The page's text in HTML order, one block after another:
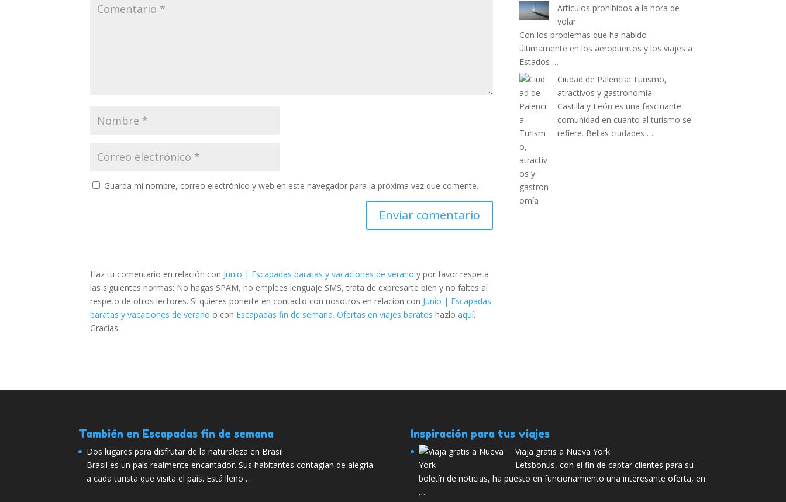
Guarda mi nombre, correo electrónico y web en este navegador para la próxima vez que comente.
Haz tu comentario en relación con Junio | Escapadas baratas y vacaciones de verano y por favor respeta
las siguientes normas: No hagas SPAM, no emplees lenguaje SMS, trata de expresarte bien y no faltes al
respeto de otros lectores. Si quieres ponerte en contacto con nosotros en relación con Junio | Escapadas
baratas y vacaciones de verano o con Escapadas fin de semana. Ofertas en viajes baratos hazloaquí.
Gracias.
Artículos prohibidos a la hora de
volar
Con los problemas que ha habido
últimamente en los aeropuertos y los viajes a
Estados …
Ciudad de Palencia: Turismo,
atractivos y gastronomía
Castilla y León es una fascinante
comunidad en cuanto al turismo se
refiere. Bellas ciudades …
También en Escapadas fin de semana
Dos lugares para disfrutar de la naturaleza en Brasil
Brasil es un país realmente encantador. Sus habitantes contagian de alegría
a cada turista que visita el país. Está lleno …
Inspiración para tus viajes
Viaja gratis a Nueva York
Letsbonus, con el fin de captar clientes para su
boletín de noticias, ha puesto en funcionamiento una interesante oferta, en
…